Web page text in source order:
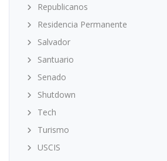
Republicanos
Residencia Permanente
Salvador
Santuario
Senado
Shutdown
Tech
Turismo
USCIS